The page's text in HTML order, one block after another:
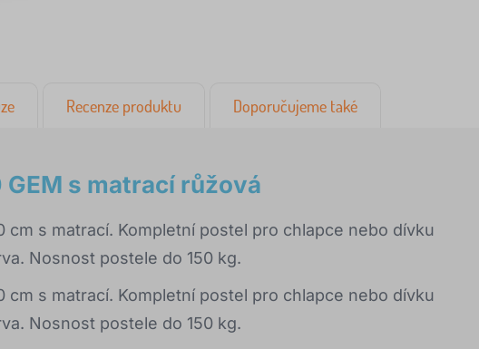
Recenze produktu Doporučujeme také
s matrací růžová
cm s matrací. Kompletní postel pro chlapce nebo dívku
Nosnost postele do 150 kg.
cm s matrací. Kompletní postel pro chlapce nebo dívku
Nosnost postele do 150 kg.